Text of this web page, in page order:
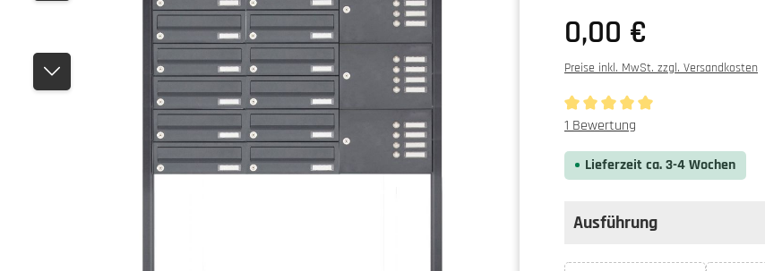
0,00 €
Preise inkl. MwSt. zzgl. Versandkosten
Durchschnittliche Bewertung von 5
1 Bewertung
Lieferzeit ca. 3-4 Wochen
Ausführung
Ausführungauswählen